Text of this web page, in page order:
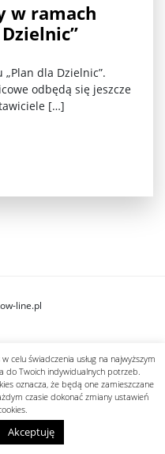
w ramach
dla Dzielnic”.
odbędą się jeszcze
[…]
line.pl
celu świadczenia usług na najwyższym
do Twoich indywidualnych potrzeb.
oznacza, że będą one zamieszczane
czasie dokonać zmiany ustawień
Akceptuję